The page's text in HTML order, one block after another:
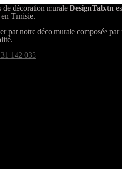
de décoration murale DesignTab.tn
Tunisie.
par notre déco murale composée par
142 033